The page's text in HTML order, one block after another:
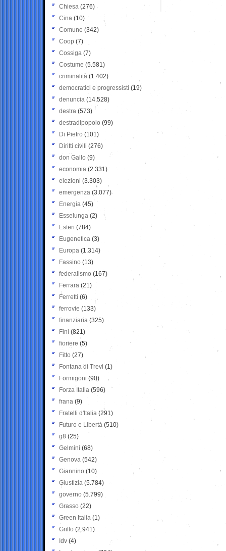
Chiesa (276)
Cina (10)
Comune (342)
Coop (7)
Cossiga (7)
Costume (5.581)
criminalità (1.402)
democratici e progressisti (19)
denuncia (14.528)
destra (573)
destradipopolo (99)
Di Pietro (101)
Diritti civili (276)
don Gallo (9)
economia (2.331)
elezioni (3.303)
emergenza (3.077)
Energia (45)
Esselunga (2)
Esteri (784)
Eugenetica (3)
Europa (1.314)
Fassino (13)
federalismo (167)
Ferrara (21)
Ferretti (6)
ferrovie (133)
finanziaria (325)
Fini (821)
fioriere (5)
Fitto (27)
Fontana di Trevi (1)
Formigoni (90)
Forza Italia (596)
frana (9)
Fratelli d'Italia (291)
Futuro e Libertà (510)
g8 (25)
Gelmini (68)
Genova (542)
Giannino (10)
Giustizia (5.784)
governo (5.799)
Grasso (22)
Green Italia (1)
Grillo (2.941)
Idv (4)